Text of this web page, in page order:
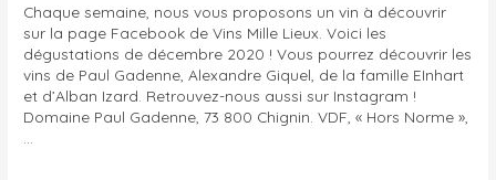
Chaque semaine, nous vous proposons un vin à découvrir
sur la page Facebook de Vins Mille Lieux. Voici les
dégustations de décembre 2020 ! Vous pourrez découvrir les
vins de Paul Gadenne, Alexandre Giquel, de la famille EInhart
et d’Alban Izard. Retrouvez-nous aussi sur Instagram !
Domaine Paul Gadenne, 73 800 Chignin. VDF, « Hors Norme »,